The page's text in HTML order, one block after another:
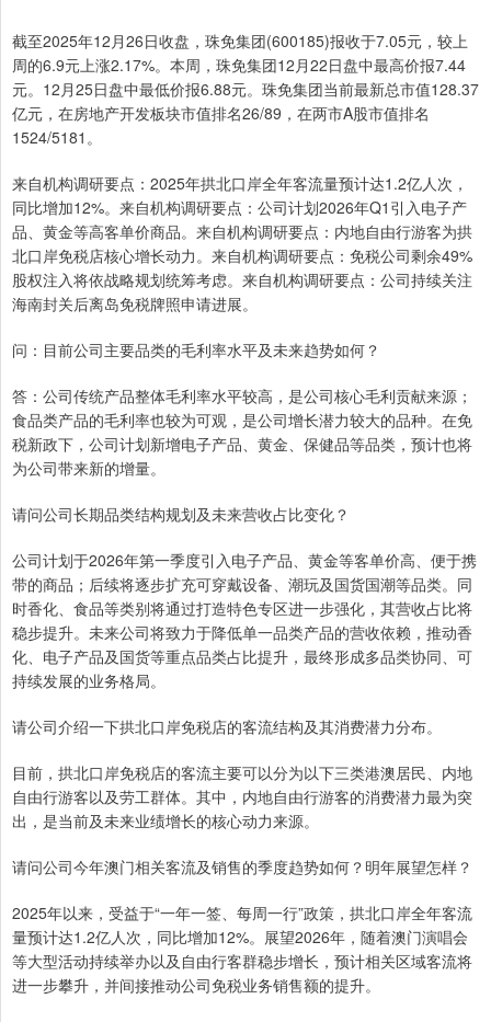
截至2025年12月26日收盘，珠免集团(600185)报收于7.05元，较上
周的6.9元上涨2.17%。本周，珠免集团12月22日盘中最高价报7.44
元。12月25日盘中最低价报6.88元。珠免集团当前最新总市值128.37
亿元，在房地产开发板块市值排名26/89，在两市A股市值排名
1524/5181。
来自机构调研要点：2025年拱北口岸全年客流量预计达1.2亿人次，
同比增加12%。来自机构调研要点：公司计划2026年Q1引入电子产
品、黄金等高客单价商品。来自机构调研要点：内地自由行游客为拱
北口岸免税店核心增长动力。来自机构调研要点：免税公司剩余49%
股权注入将依战略规划统筹考虑。来自机构调研要点：公司持续关注
海南封关后离岛免税牌照申请进展。
问：目前公司主要品类的毛利率水平及未来趋势如何？
答：公司传统产品整体毛利率水平较高，是公司核心毛利贡献来源；
食品类产品的毛利率也较为可观，是公司增长潜力较大的品种。在免
税新政下，公司计划新增电子产品、黄金、保健品等品类，预计也将
为公司带来新的增量。
请问公司长期品类结构规划及未来营收占比变化？
公司计划于2026年第一季度引入电子产品、黄金等客单价高、便于携
带的商品；后续将逐步扩充可穿戴设备、潮玩及国货国潮等品类。同
时香化、食品等类别将通过打造特色专区进一步强化，其营收占比将
稳步提升。未来公司将致力于降低单一品类产品的营收依赖，推动香
化、电子产品及国货等重点品类占比提升，最终形成多品类协同、可
持续发展的业务格局。
请公司介绍一下拱北口岸免税店的客流结构及其消费潜力分布。
目前，拱北口岸免税店的客流主要可以分为以下三类港澳居民、内地
自由行游客以及劳工群体。其中，内地自由行游客的消费潜力最为突
出，是当前及未来业绩增长的核心动力来源。
请问公司今年澳门相关客流及销售的季度趋势如何？明年展望怎样？
2025年以来，受益于“一年一签、每周一行”政策，拱北口岸全年客流
量预计达1.2亿人次，同比增加12%。展望2026年，随着澳门演唱会
等大型活动持续举办以及自由行客群稳步增长，预计相关区域客流将
进一步攀升，并间接推动公司免税业务销售额的提升。